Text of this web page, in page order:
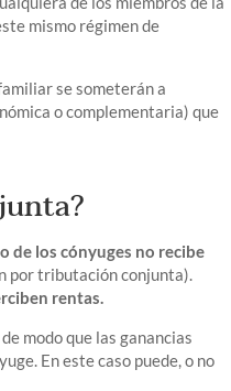
mismo régimen de
se someterán a
o complementaria) que
de los cónyuges no recibe
por tributación conjunta).
rentas.
de modo que las ganancias
En este caso puede, o no